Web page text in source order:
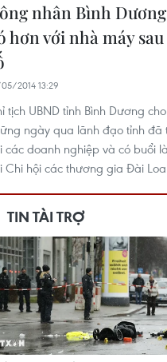
nhân Bình
hơn với nhà máy sau
2014 13:29
tịch UBND tỉnh Bình Dương
ngày qua lãnh đạo tỉnh đã
các doanh nghiệp và có buổi
Chi hội các thương gia Đài